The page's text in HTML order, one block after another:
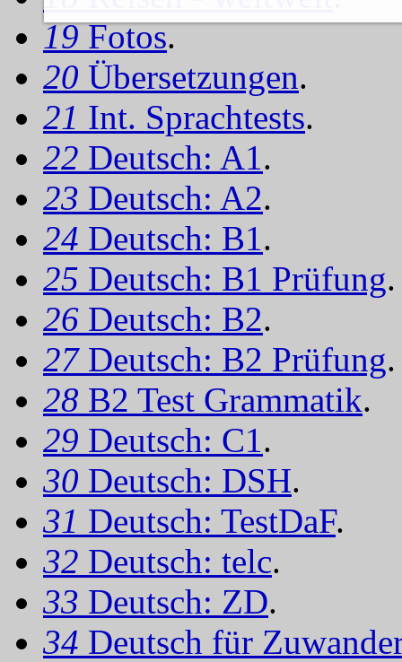
19Fotos.
20 Übersetzungen.
21 Int. Sprachtests.
22 Deutsch: A1.
23 Deutsch: A2.
24 Deutsch: B1.
25 Deutsch: B1 Prüfung.
26 Deutsch: B2.
27 Deutsch: B2 Prüfung.
28 B2 Test Grammatik.
29 Deutsch: C1.
30 Deutsch: DSH.
31 Deutsch: TestDaF.
32 Deutsch: telc.
33 Deutsch: ZD.
34 Deutsch für